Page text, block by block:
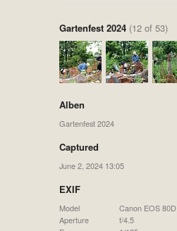
Gartenfest 2024 (12 of 53)
Alben
Gartenfest 2024
Captured
June 2, 2024 13:05
EXIF
Model
Canon EOS 80D
Aperture
f/4.5